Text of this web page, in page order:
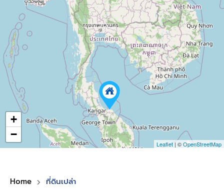
72
+
−
Leaflet | ©OpenStreetMap
Home ที่ดินเปล่า